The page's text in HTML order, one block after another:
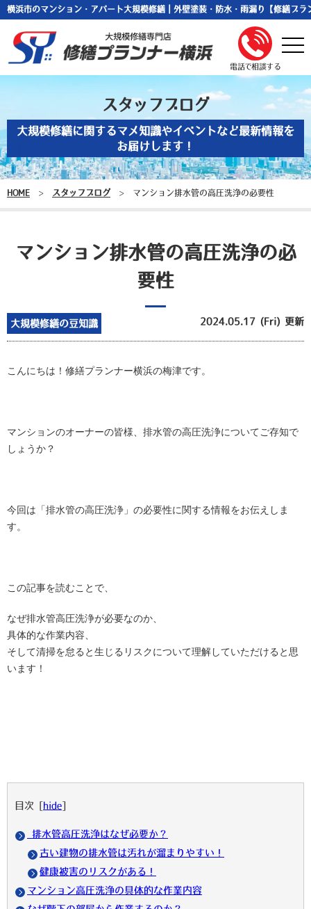
横浜市のマンション・アパート大規模修繕｜外壁塗装・防水・雨漏り【修繕プラ
電話で相談する
スタッフブログ
大規模修繕に関するマメ知識やイベントなど最新情報を
お届けします！
HOME > スタッフブログ > マンション排水管の高圧洗浄の必要性
マンション排水管の高圧洗浄の必
要性
大規模修繕の豆知識 2024.05.17 (Fri) 更新
こんにちは！修繕プランナー横浜の梅津です。
マンションのオーナーの皆様、排水管の高圧洗浄についてご存知で
しょうか？
今回は「排水管の高圧洗浄」の必要性に関する情報をお伝えしま
す。
この記事を読むことで、
なぜ排水管高圧洗浄が必要なのか、
具体的な作業内容、
そして清掃を怠ると生じるリスクについて理解していただけると思
います！
目次 hide
排水管高圧洗浄はなぜ必要か？
古い建物の排水管は汚れが溜まりやすい！
健康被害のリスクがある！
マンション高圧洗浄の具体的な作業内容